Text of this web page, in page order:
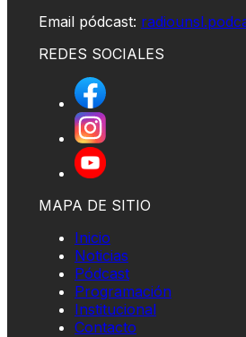
Email pódcast:
REDES SOCIALES
MAPA DE SITIO
Inicio
Noticias
Pódcast
Programación
Institucional
Contacto